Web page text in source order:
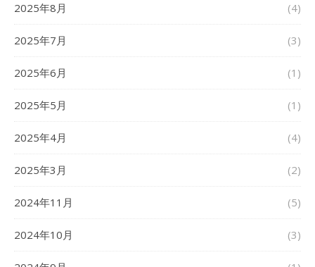
2025年8月 (4)
2025年7月 (3)
2025年6月 (1)
2025年5月 (1)
2025年4月 (4)
2025年3月 (2)
2024年11月 (5)
2024年10月 (3)